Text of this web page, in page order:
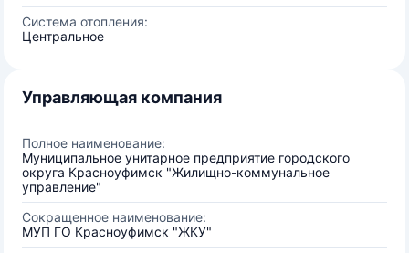
Система отопления:
Центральное
Управляющая компания
Полное наименование:
Муниципальное унитарное предприятие городского
округа Красноуфимск "Жилищно-коммунальное
управление"
Сокращенное наименование:
МУП ГО Красноуфимск "ЖКУ"